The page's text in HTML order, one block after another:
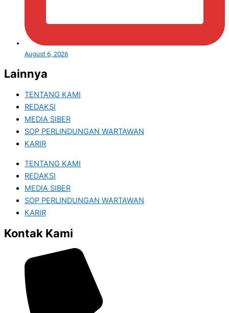
August 6, 2026
Lainnya
TENTANG KAMI
REDAKSI
MEDIA SIBER
SOP PERLINDUNGAN WARTAWAN
KARIR
TENTANG KAMI
REDAKSI
MEDIA SIBER
SOP PERLINDUNGAN WARTAWAN
KARIR
Kontak Kami